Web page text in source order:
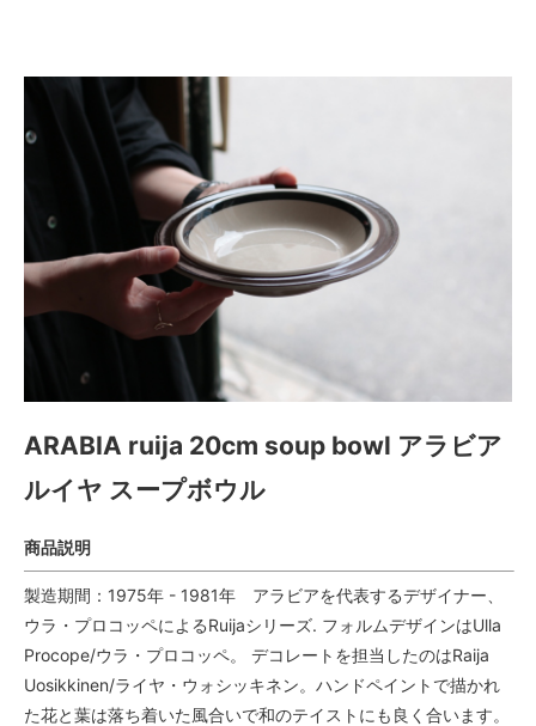
ARABIA ruija 20cm soup bowl アラビア
ルイヤ スープボウル
商品説明
製造期間：1975年 - 1981年 アラビアを代表するデザイナー、
ウラ・プロコッペによるRuijaシリーズ. フォルムデザインはUlla
Procope/ウラ・プロコッペ。 デコレートを担当したのはRaija
Uosikkinen/ライヤ・ウォシッキネン。ハンドペイントで描かれ
た花と葉は落ち着いた風合いで和のテイストにも良く合います。